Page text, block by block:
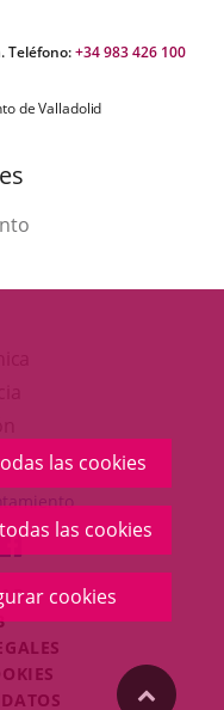
las cookies
las cookies
cookies
Teléfono:+34 983 426 100
de Valladolid
aplicación
externa.
ENLACE
A
UNA
EXTERNA.
"Volver